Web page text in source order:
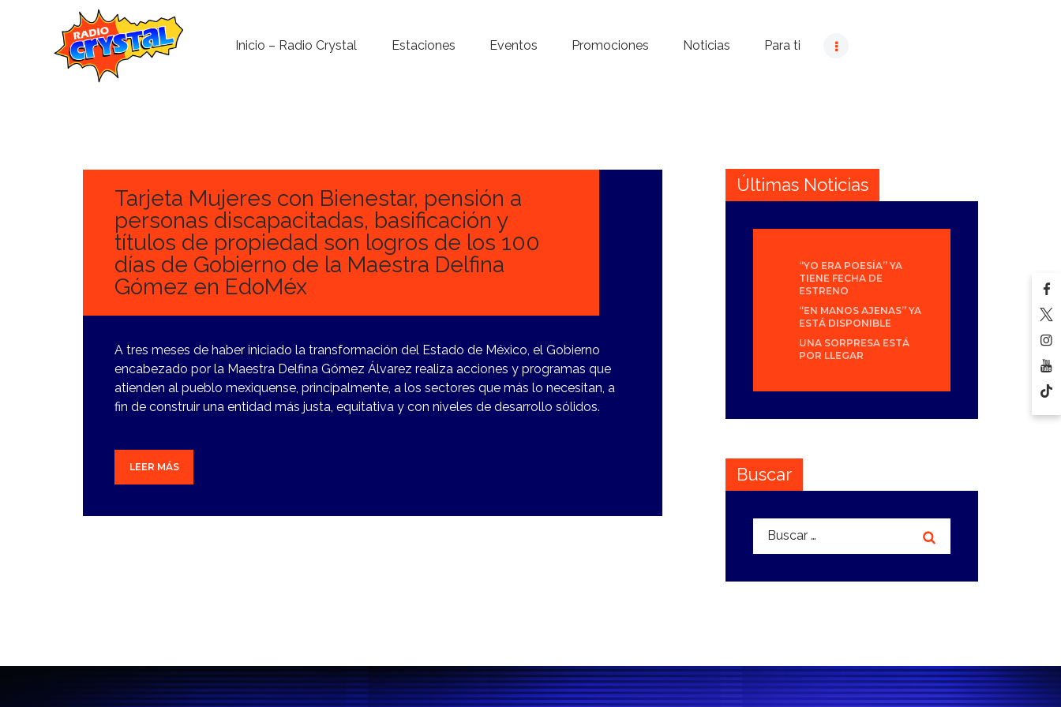
Inicio – Radio Crystal Estaciones Eventos Promociones Noticias Para ti
Noticias
Para ti
Contacto
Tarjeta Mujeres con Bienestar, pensión a
personas discapacitadas, basificación y
títulos de propiedad son logros de los 100
días de Gobierno de la Maestra Delfina
Gómez en EdoMéx
A tres meses de haber iniciado la transformación del Estado de México, el Gobierno
encabezado por la Maestra Delfina Gómez Álvarez realiza acciones y programas que
atienden al pueblo mexiquense, principalmente, a los sectores que más lo necesitan, a
fin de construir una entidad más justa, equitativa y con niveles de desarrollo sólidos.
LEER MÁS
Últimas Noticias
“YO ERA POESÍA” YA
TIENE FECHA DE
ESTRENO
“EN MANOS AJENAS” YA
ESTÁ DISPONIBLE
UNA SORPRESA ESTÁ
POR LLEGAR
Buscar
Buscar: